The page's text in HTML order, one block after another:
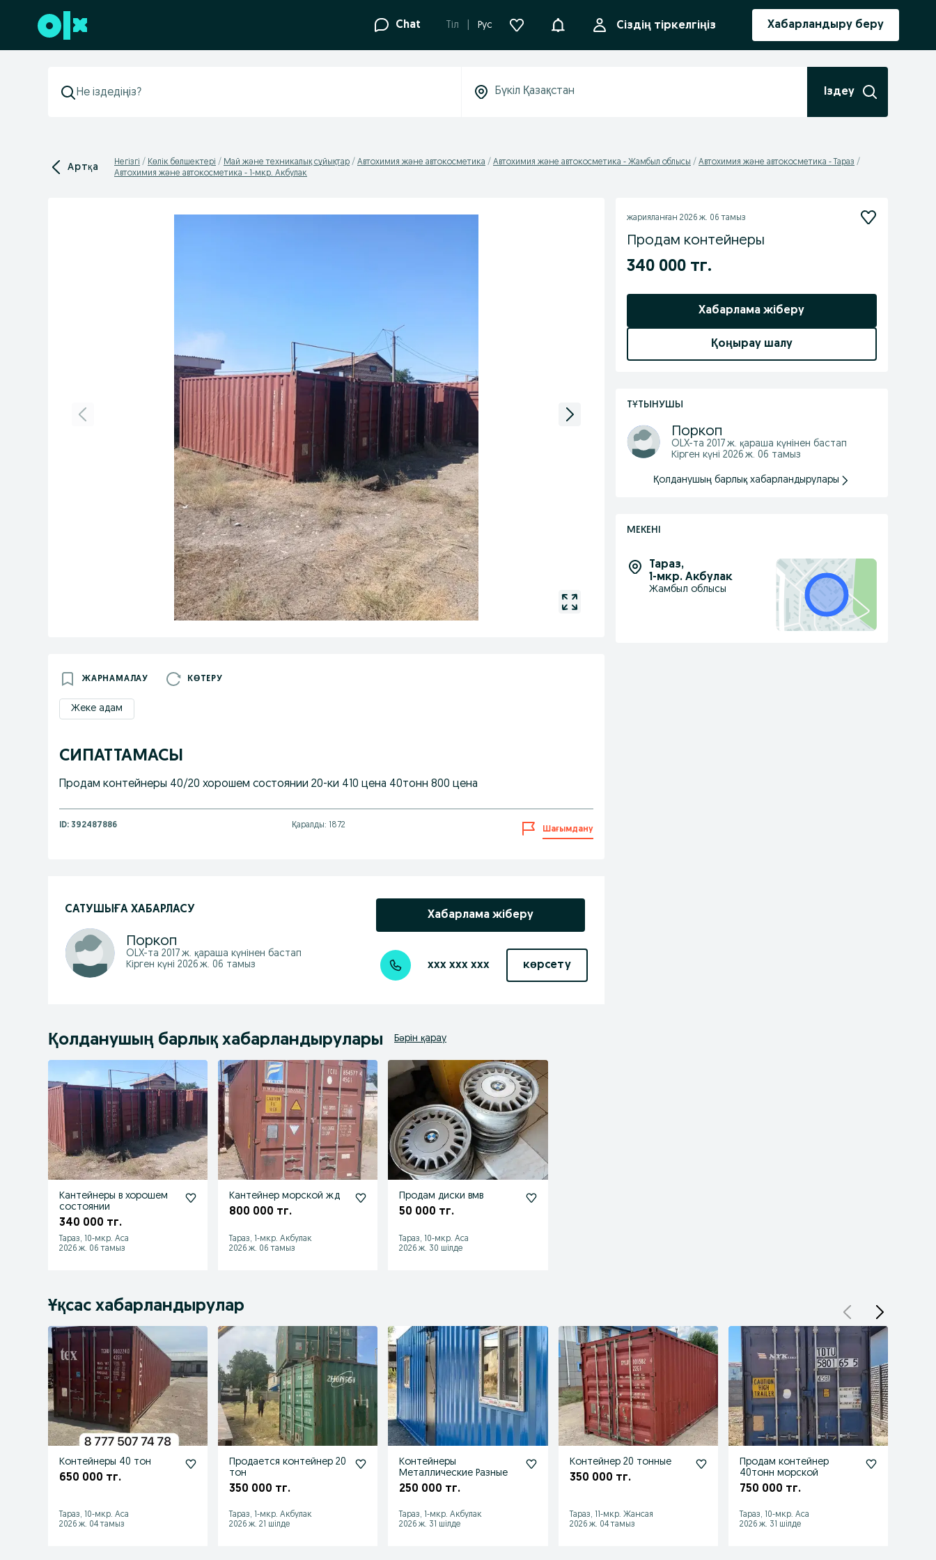
Төменгі деректемеге өту Chat Tіл Рус АқпараттандыруСіздің тіркелгіңіз Хабарландыру беру
Іздеу
Артқа Негізгі Көлік бөлшектері Май және техникалық сұйықтар Автохимия және автокосметика Автохимия және автокосметика - Жамбыл облысы
Автохимия және автокосметика - Тараз
Автохимия және автокосметика - 1-мкр. Акбулак
ЖАРНАМАЛАУ КӨТЕРУ
Жеке адам
СИПАТТАМАСЫ
Продам контейнеры 40/20 хорошем состоянии 20-ки 410 цена 40тонн 800 цена
ID: 392487886 Қаралды: 1872 Шағымдану
САТУШЫҒА ХАБАРЛАСУ
Поркоп
OLX-та 2017 ж. қараша күнінен бастап
Кірген күні 2026 ж. 06 тамыз
Хабарлама жіберу
xxx xxx xxx көрсету
жарияланған 2026 ж. 06 тамыз
Продам контейнеры
340 000 тг.
Хабарлама жіберу
Қоңырау шалу
ТҰТЫНУШЫ
Поркоп
OLX-та 2017 ж. қараша күнінен бастап
Кірген күні 2026 ж. 06 тамыз
Қолданушың барлық хабарландырулары
МЕКЕНІ
Тараз,
1-мкр. Акбулак
Жамбыл облысы
Қолданушың барлық хабарландырулары Бәрін қарау
Кантейнеры в хорошем
состоянии
340 000 тг.
Тараз, 10-мкр. Аса
2026 ж. 06 тамыз
Кантейнер морской жд
800 000 тг.
Тараз, 1-мкр. Акбулак
2026 ж. 06 тамыз
Продам диски вмв
50 000 тг.
Тараз, 10-мкр. Аса
2026 ж. 30 шілде
Ұқсас хабарландырулар
Контейнеры 40 тон
650 000 тг.
Тараз, 10-мкр. Аса
2026 ж. 04 тамыз
Продается контейнер 20
тон
350 000 тг.
Тараз, 1-мкр. Акбулак
2026 ж. 21 шілде
Контейнеры
Металлические Разные
250 000 тг.
Тараз, 1-мкр. Акбулак
2026 ж. 31 шілде
Контейнер 20 тонные
350 000 тг.
Тараз, 11-мкр. Жансая
2026 ж. 04 тамыз
Продам контейнер
40тонн морской
750 000 тг.
Тараз, 10-мкр. Аса
2026 ж. 31 шілде